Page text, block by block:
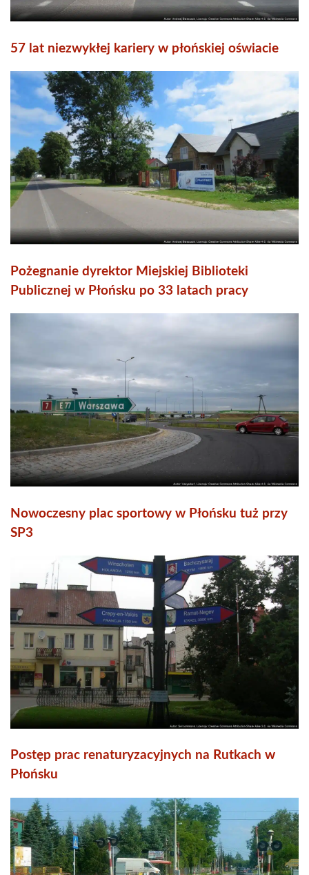
57 lat niezwykłej kariery w płońskiej oświacie
Pożegnanie dyrektor Miejskiej Biblioteki
Publicznej w Płońsku po 33 latach pracy
Nowoczesny plac sportowy w Płońsku tuż przy
SP3
Postęp prac renaturyzacyjnych na Rutkach w
Płońsku